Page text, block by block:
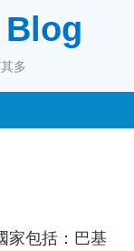
Blog
多
家包括：巴基